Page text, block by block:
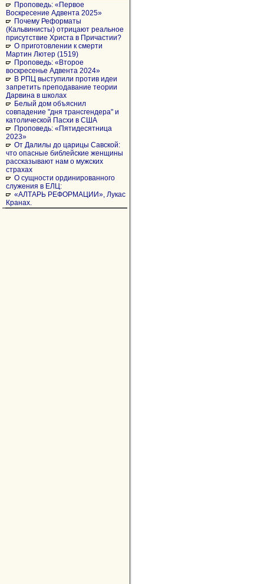
Проповедь: «Первое
Воскресение Адвента 2025»
Почему Реформаты
(Кальвинисты) отрицают реальное
присутствие Христа в Причастии?
О приготовлении к смерти
Мартин Лютер (1519)
Проповедь: «Второе
воскресенье Адвента 2024»
В РПЦ выступили против идеи
запретить преподавание теории
Дарвина в школах
Белый дом объяснил
совпадение "дня трансгендера" и
католической Пасхи в США
Проповедь: «Пятидесятница
2023»
От Далилы до царицы Савской:
что опасные библейские женщины
рассказывают нам о мужских
страхах
О сущности ординированного
служения в ЕЛЦ:
«АЛТАРЬ РЕФОРМАЦИИ», Лукас
Кранах.